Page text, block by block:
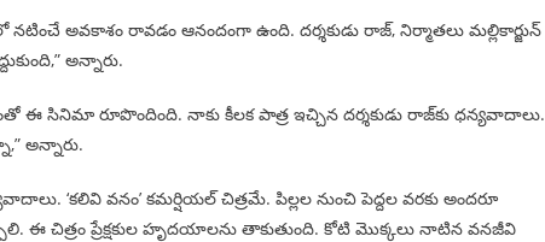
నటించే అవకాశం రావడం ఆనందంగా ఉంది. దర్శకుడు రాజ్, నిర్మాతలు మల్లికార్జున్
అన్నారు.
సినిమా రూపొందింది. నాకు కీలక పాత్ర ఇచ్చిన దర్శకుడు రాజ్‌కు ధన్యవాదాలు.
అన్నారు.
‘కలివి వనం’ కమర్షియల్ చిత్రమే. పిల్లల నుంచి పెద్దల వరకు అందరూ
ఈ చిత్రం ప్రేక్షకుల హృదయాలను తాకుతుంది. కోటి మొక్కలు నాటిన వనజీవి